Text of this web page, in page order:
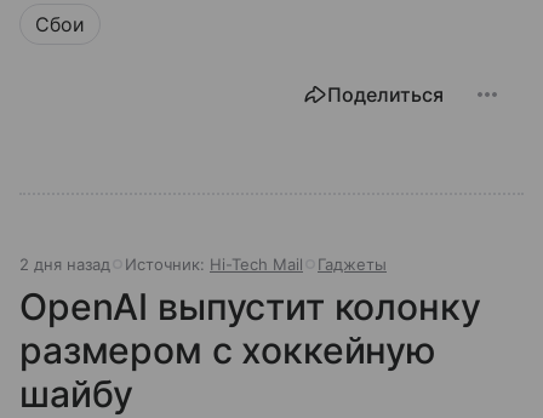
Сбои
Поделиться
2 дня назад Источник: Hi-Tech Mail Гаджеты
OpenAI выпустит колонку
размером с хоккейную
шайбу